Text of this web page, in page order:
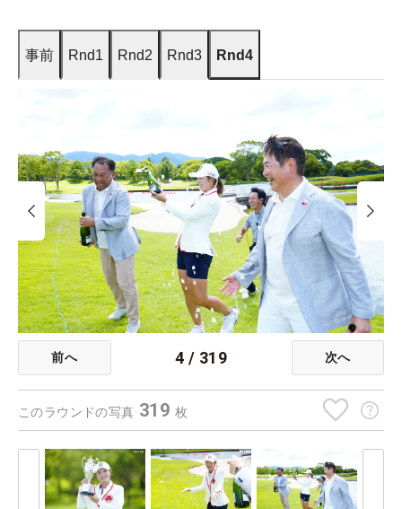
事前 Rnd1 Rnd2 Rnd3 Rnd4
前へ 4 / 319 次へ
このラウンドの写真 319 枚